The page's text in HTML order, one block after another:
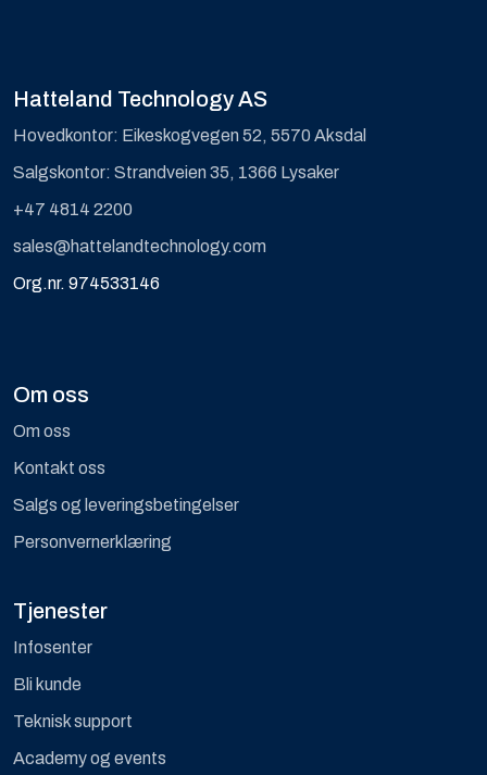
Hatteland Technology AS
Hovedkontor: Eikeskogvegen 52, 5570 Aksdal
Salgskontor: Strandveien 35, 1366 Lysaker
+47 4814 2200
sales@hattelandtechnology.com
Org.nr. 974533146
Om oss
Om oss
Kontakt oss
Salgs og leveringsbetingelser
Personvernerklæring
Tjenester
Infosenter
Bli kunde
Teknisk support
Academy og events